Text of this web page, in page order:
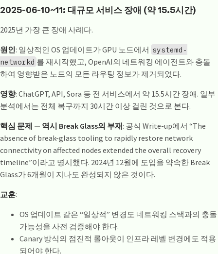
2025-06-10~11: 대규모 서비스 장애 (약 15.5시간)
2025년 가장 큰 장애 사례다.
원인: 일상적인 OS 업데이트가 GPU 노드에서 systemd-
networkd 를 재시작했고, OpenAI의 네트워킹 에이전트와 충돌
하여 영향받은 노드의 모든 라우팅 정보가 제거되었다.
영향: ChatGPT, API, Sora 등 전 서비스에서 약 15.5시간 장애. 일부
분석에서는 전체 복구까지 30시간 이상 걸린 것으로 본다.
핵심 문제 — 역시 Break Glass의 부재: 공식 Write-up에서 “The
absence of break-glass tooling to rapidly restore network
connectivity on affected nodes extended the overall recovery
timeline”이라고 명시했다. 2024년 12월에 도입을 약속한 Break
Glass가 6개월이 지나도 완성되지 않은 것이다.
교훈:
OS 업데이트 같은 “일상적” 변경도 네트워킹 스택과의 충돌
가능성을 사전 검증해야 한다.
Canary 방식의 점진적 롤아웃이 인프라 레벨 변경에도 적용
되어야 한다.